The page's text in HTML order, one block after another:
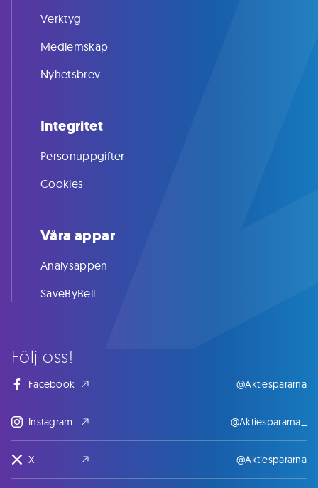
Följ oss!
Facebook @Aktiespararna
Instagram @Aktiespararna_
X @Aktiespararna
Verktyg
Medlemskap
Nyhetsbrev
Integritet
Personuppgifter
Cookies
Våra appar
Analysappen
SaveByBell